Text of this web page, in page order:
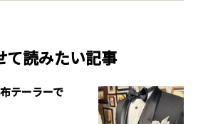
て読みたい記事
テーラーで